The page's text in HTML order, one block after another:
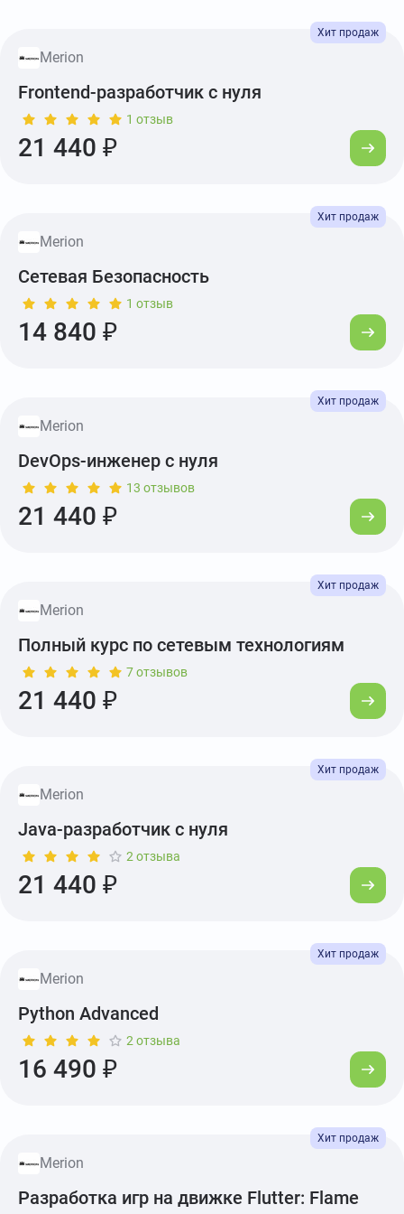
Merion
Frontend-разработчик с нуля
1 отзыв
21 440 ₽
Merion
Сетевая Безопасность
1 отзыв
14 840 ₽
Merion
DevOps-инженер с нуля
13 отзывов
21 440 ₽
Merion
Полный курс по сетевым технологиям
7 отзывов
21 440 ₽
Merion
Java-разработчик с нуля
2 отзыва
21 440 ₽
Merion
Python Advanced
2 отзыва
16 490 ₽
Merion
Разработка игр на движке Flutter: Flame